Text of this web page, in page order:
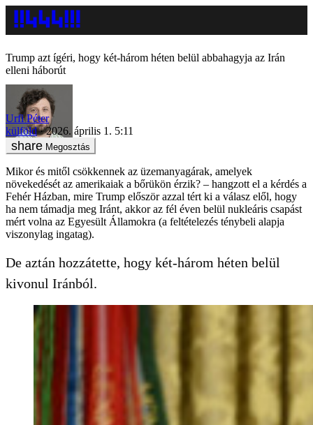
Trump azt ígéri, hogy két-három héten belül abbahagyja az Irán
elleni háborút
Urfi Péter
külföld
2026. április 1. 5:11
Megosztás
Mikor és mitől csökkennek az üzemanyagárak, amelyek
növekedését az amerikaiak a bőrükön érzik? – hangzott el a kérdés a
Fehér Házban, mire Trump először azzal tért ki a válasz elől, hogy
ha nem támadja meg Iránt, akkor az fél éven belül nukleáris csapást
mért volna az Egyesült Államokra (a feltételezés ténybeli alapja
viszonylag ingatag).
De aztán hozzátette, hogy két-három héten belül
kivonul Iránból.